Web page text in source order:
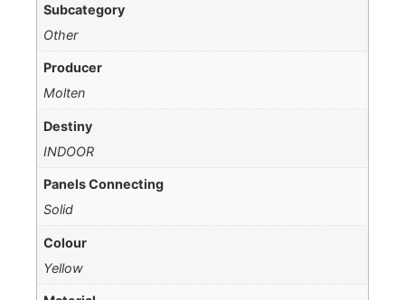
Subcategory
Other
Producer
Molten
Destiny
INDOOR
Panels Connecting
Solid
Colour
Yellow